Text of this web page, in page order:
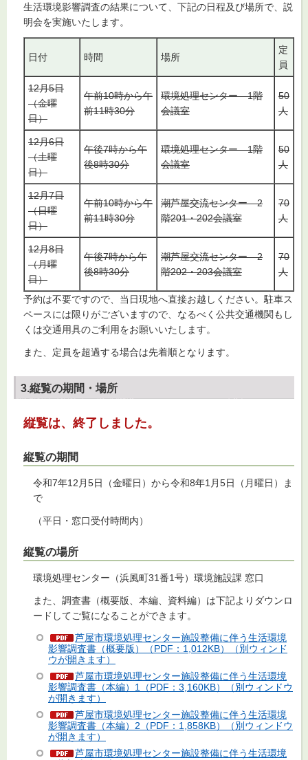
生活環境影響調査の結果について、下記の日程及び場所で、説
明会を実施いたします。
日付 時間 場所
定
員
12月5日
（金曜
日）
午前10時から午
前11時30分
環境処理センター 1階
会議室
50
人
12月6日
（土曜
日）
午後7時から午
後8時30分
環境処理センター 1階
会議室
50
人
12月7日
（日曜
日）
午前10時から午
前11時30分
潮芦屋交流センター 2
階201・202会議室
70
人
12月8日
（月曜
日）
午後7時から午
後8時30分
潮芦屋交流センター 2
階202・203会議室
70
人
予約は不要ですので、当日現地へ直接お越しください。駐車ス
ペースには限りがございますので、なるべく公共交通機関もし
くは交通用具のご利用をお願いいたします。
また、定員を超過する場合は先着順となります。
3.縦覧の期間・場所
縦覧は、終了しました。
縦覧の期間
令和7年12月5日（金曜日）から令和8年1月5日（月曜日）ま
で
（平日・窓口受付時間内）
縦覧の場所
環境処理センター（浜風町31番1号）環境施設課 窓口
また、調査書（概要版、本編、資料編）は下記よりダウンロ
ードしてご覧になることができます。
芦屋市環境処理センター施設整備に伴う生活環境
影響調査書（概要版）（PDF：1,012KB）（別ウィンド
ウが開きます）
芦屋市環境処理センター施設整備に伴う生活環境
影響調査書（本編）1（PDF：3,160KB）（別ウィンドウ
が開きます）
芦屋市環境処理センター施設整備に伴う生活環境
影響調査書（本編）2（PDF：1,858KB）（別ウィンドウ
が開きます）
芦屋市環境処理センター施設整備に伴う生活環境